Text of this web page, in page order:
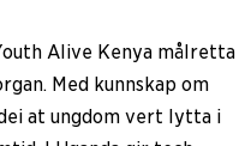
Alive Kenya målretta
Med kunnskap om
at ungdom vert lytta i